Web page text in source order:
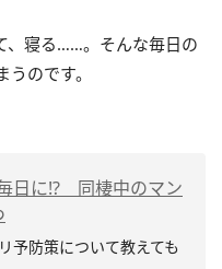
、寝る……。そんな毎日の
のです。
日に!? 同棲中のマン
予防策について教えても